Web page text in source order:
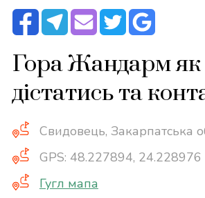
Гора Жандарм як
дістатись та
Свидовець, Закарпатська
GPS: 48.227894, 24.228976
Гугл мапа